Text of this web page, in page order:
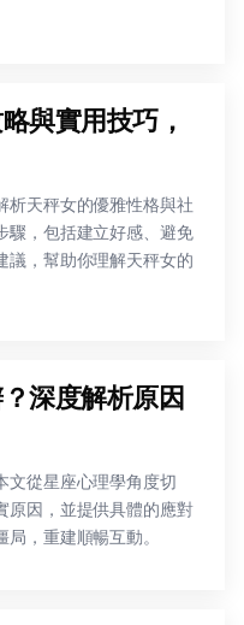
與實用技巧，
析天秤女的優雅性格與社
驟，包括建立好感、避免
議，幫助你理解天秤女的
深度解析原因
文從星座心理學角度切
原因，並提供具體的應對
，重建順暢互動。